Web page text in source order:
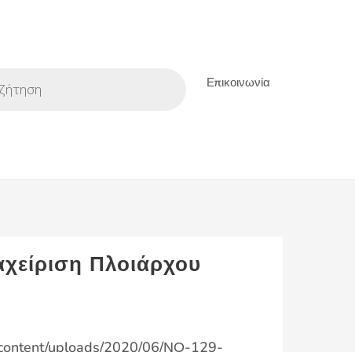
Επικοινωνία
Πλοιάρχου
uploads/2020/06/ΝΟ-129-